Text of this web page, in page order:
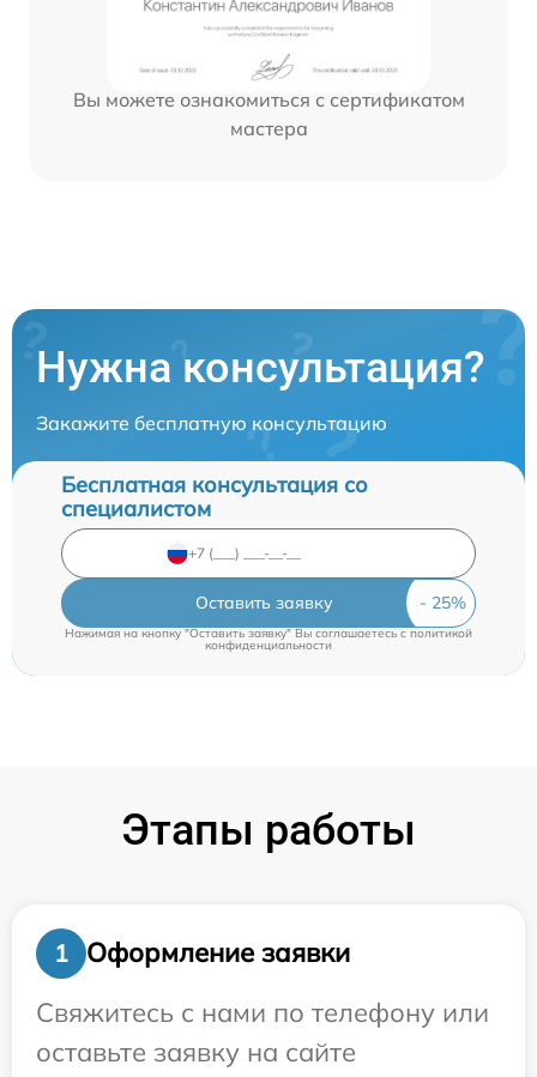
Вы можете ознакомиться с сертификатом
мастера
Нужна консультация?
Закажите бесплатную консультацию
Бесплатная консультация со
специалистом
Оставить заявку
Нажимая на кнопку "Оставить заявку" Вы соглашаетесь cполитикой
конфиденциальности
Этапы работы
1
Оформление заявки
Свяжитесь с нами по телефону или
оставьте заявку на сайте